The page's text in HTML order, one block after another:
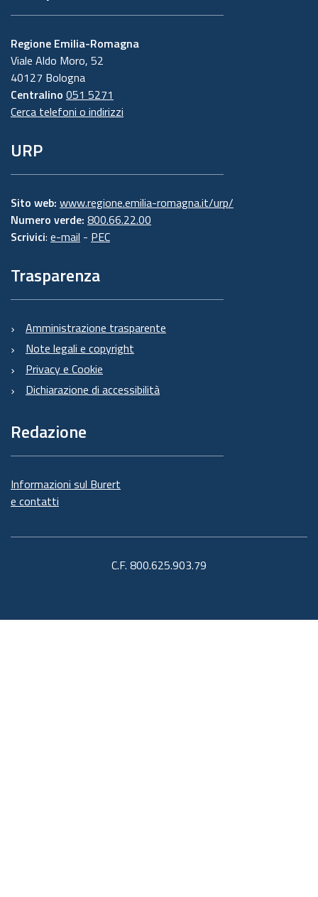
Regione Emilia-Romagna
Viale Aldo Moro, 52
40127 Bologna
Centralino 051 5271
Cerca telefoni o indirizzi
URP
Sito web: www.regione.emilia-romagna.it/urp/
Numero verde: 800.66.22.00
Scrivici: e-mail - PEC
Trasparenza
Amministrazione trasparente
Note legali e copyright
Privacy e Cookie
Dichiarazione di accessibilità
Redazione
Informazioni sul Burert
e contatti
C.F. 800.625.903.79